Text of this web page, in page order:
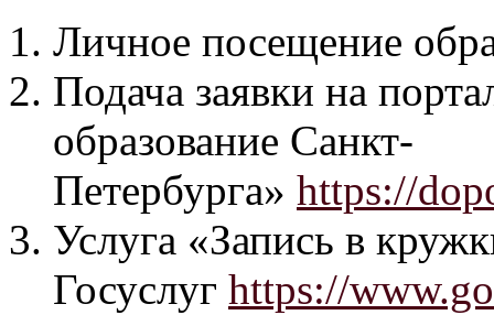
Личное посещение
Подача заявки на
образование Санкт-
Петербурга» https://
Услуга «Запись в
Госуслуг https://